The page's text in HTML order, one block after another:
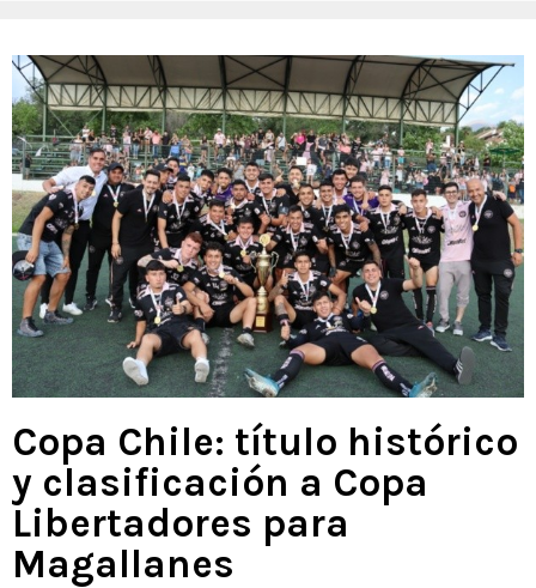
Copa Chile: título histórico
y clasificación a Copa
Libertadores para
Magallanes